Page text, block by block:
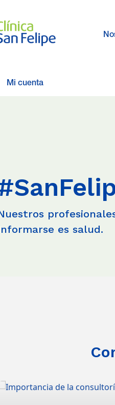
Mi cuenta
es salud.